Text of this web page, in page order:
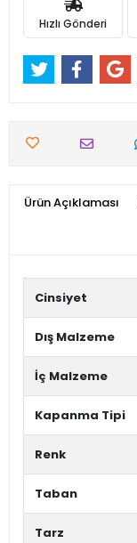
Hızlı Gönderi
Ürün Açıklaması
Cinsiyet
Dış Malzeme
İç Malzeme
Kapanma Tipi
Renk
Taban
Tarz